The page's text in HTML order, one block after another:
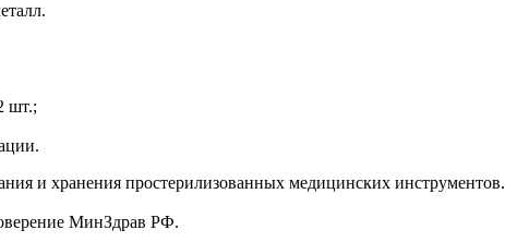
шт.;
и хранения простерилизованных медицинских инструментов.
МинЗдрав РФ.